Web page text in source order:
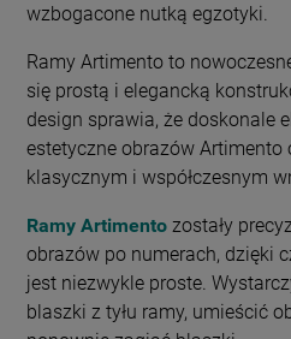
wzbogacone nutką egzotyki.
Ramy Artimento to
się prostą i elegancką
design sprawia, że doskonale
estetyczne obrazów Artimento
klasycznym i współczesnym
Ramy Artimentozostały
obrazów po numerach, dzięki
jest niezwykle proste.
blaszki z tyłu ramy, umieścić